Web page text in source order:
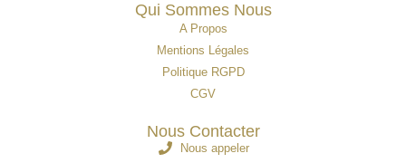
Qui Sommes Nous
A Propos
Mentions Légales
Politique RGPD
CGV
Nous Contacter
Nous appeler